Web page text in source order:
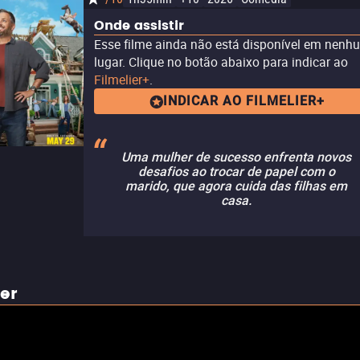
Onde assistir
Esse filme ainda não está disponível em
lugar. Clique no botão abaixo para indicar ao
Filmelier+.
INDICAR AO FILMELIER+
Uma mulher de sucesso enfrenta novos
desafios ao trocar de papel com o
marido, que agora cuida das filhas em
casa.